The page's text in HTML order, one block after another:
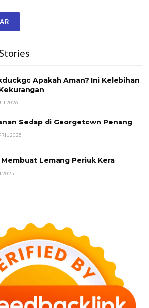
Apakah Aman? Ini Kelebihan
2026
Sedap di Georgetown Penang
2025
Membuat Lemang Periuk Kera
2025